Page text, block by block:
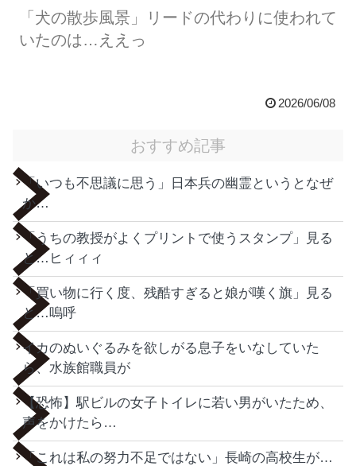
「犬の散歩風景」リードの代わりに使われて
いたのは…ええっ
2026/06/08
おすすめ記事
「いつも不思議に思う」日本兵の幽霊というとなぜ
か…
「うちの教授がよくプリントで使うスタンプ」見る
と…ヒィィィ
「買い物に行く度、残酷すぎると娘が嘆く旗」見る
と…嗚呼
イカのぬいぐるみを欲しがる息子をいなしていた
ら、水族館職員が
【恐怖】駅ビルの女子トイレに若い男がいたため、
声をかけたら…
「これは私の努力不足ではない」長崎の高校生が…